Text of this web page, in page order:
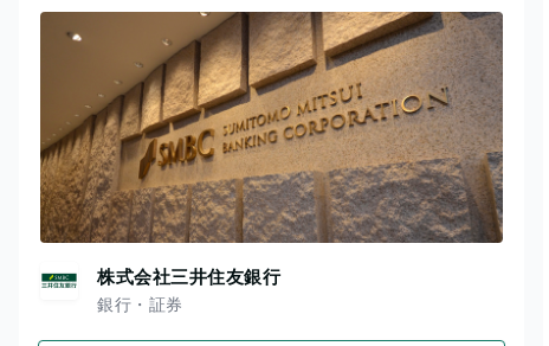
株式会社三井住友銀行
銀行・証券